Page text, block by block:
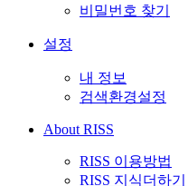
비밀번호 찾기
설정
내 정보
검색환경설정
About RISS
RISS 이용방법
RISS 지식더하기